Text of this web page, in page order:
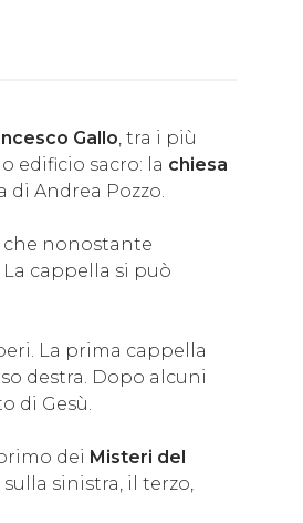
Gallo , tra i più
edificio sacro: la chiesa
Andrea Pozzo.
che nonostante
cappella si può
La prima cappella
destra. Dopo alcuni
di Gesù.
dei Misteri del
sinistra, il terzo,